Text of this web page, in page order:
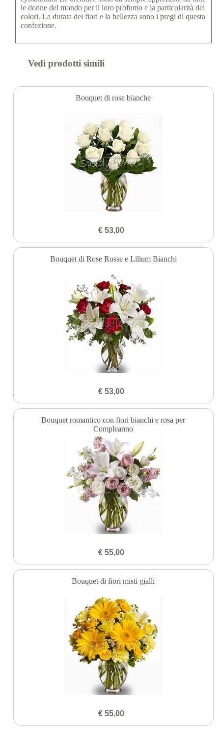
le donne del mondo per il loro profumo e la particolarità dei
colori. La durata dei fiori e la bellezza sono i pregi di questa
confezione.
Vedi prodotti simili
Bouquet di rose bianche
€ 53,00
Bouquet di Rose Rosse e Lilium Bianchi
€ 53,00
Bouquet romantico con fiori bianchi e rosa per
Compleanno
€ 55,00
Bouquet di fiori misti gialli
€ 55,00